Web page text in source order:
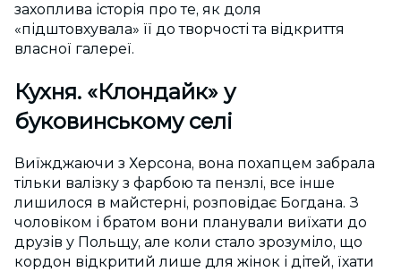
захоплива історія про те, як доля
«підштовхувала» її до творчості та відкриття
власної галереї.
Кухня. «Клондайк» у
буковинському селі
Виїжджаючи з Херсона, вона похапцем забрала
тільки валізку з фарбою та пензлі, все інше
лишилося в майстерні, розповідає Богдана. З
чоловіком і братом вони планували виїхати до
друзів у Польщу, але коли стало зрозуміло, що
кордон відкритий лише для жінок і дітей, їхати